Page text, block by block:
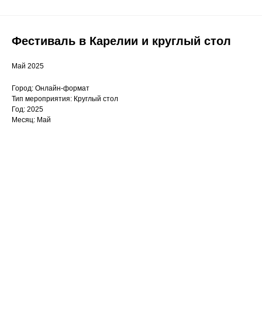
Фестиваль в Карелии и круглый стол
Май 2025
Город: Онлайн-формат
Тип мероприятия: Круглый стол
Год: 2025
Месяц: Май